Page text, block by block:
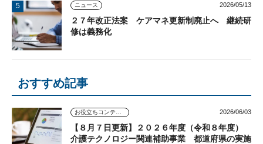
ニュース 2026/05/13
２７年改正法案 ケアマネ更新制廃止へ 継続研
修は義務化
おすすめ記事
2026/06/03
【８月７日更新】２０２６年度（令和８年度）
介護テクノロジー関連補助事業 都道府県の実施